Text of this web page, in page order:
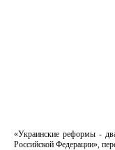
«Украинские реформы -
Российской Федерации»,